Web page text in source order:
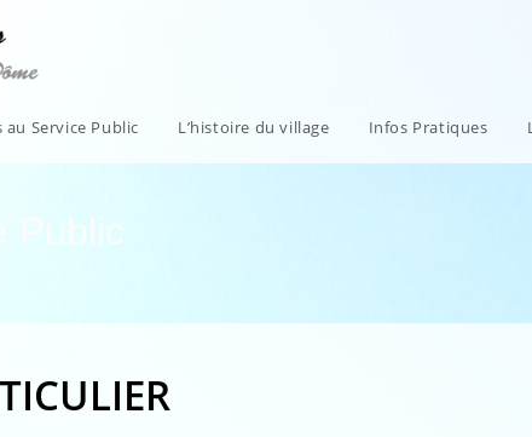
au Service Public L’histoire du village Infos Pratiques
Public